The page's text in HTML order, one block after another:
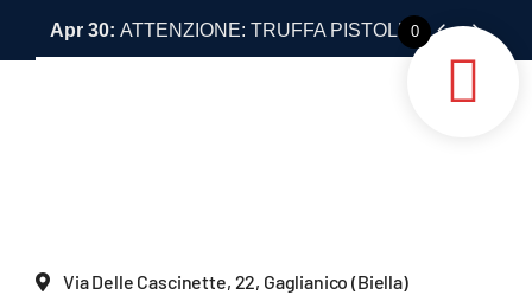
Apr 30: ATTENZIONE: TRUFFA PISTOLE LASER
 
Via Delle Cascinette, 22, Gaglianico (Biella)
0